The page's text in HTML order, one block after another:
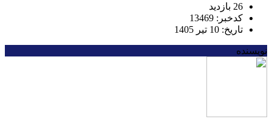
26 بازدید
کدخبر: 13469
تاریخ: 10 تیر 1405
نویسنده